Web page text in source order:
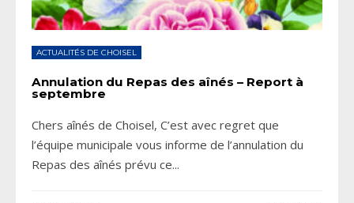
ACTUALITÉS DE CHOISEL
Annulation du Repas des aînés – Report à
septembre
Chers aînés de Choisel, C’est avec regret que
l’équipe municipale vous informe de l’annulation du
Repas des aînés prévu ce...